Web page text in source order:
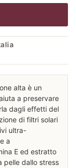
alta è un
a preservare
dagli effetti del
di filtri solari
ultra-
a
E ed estratto
pelle dallo stress